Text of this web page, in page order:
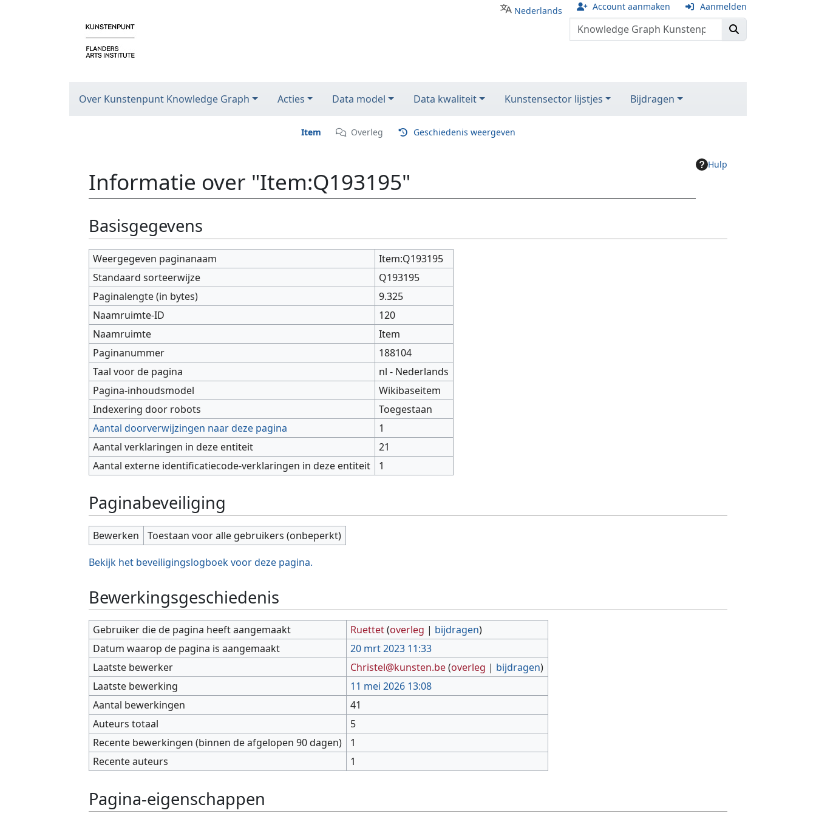
Nederlands Account aanmaken Aanmelden
Over Kunstenpunt Knowledge Graph Acties Data model Data kwaliteit Kunstensector lijstjes Bijdragen
Item Overleg Geschiedenis weergeven
Hulp
Informatie over "Item:Q193195"
Basisgegevens
Weergegeven paginanaam
Item:Q193195
Standaard sorteerwijze
Q193195
Paginalengte (in bytes)
9.325
Naamruimte-ID
120
Naamruimte
Item
Paginanummer
188104
Taal voor de pagina
nl - Nederlands
Pagina-inhoudsmodel
Wikibaseitem
Indexering door robots
Toegestaan
Aantal doorverwijzingen naar deze pagina
1
Aantal verklaringen in deze entiteit
21
Aantal externe identificatiecode-verklaringen in deze entiteit
1
Paginabeveiliging
Bewerken
Toestaan voor alle gebruikers (onbeperkt)
Bekijk het beveiligingslogboek voor deze pagina.
Bewerkingsgeschiedenis
Gebruiker die de pagina heeft aangemaakt Ruettet(overleg | bijdragen)
Datum waarop de pagina is aangemaakt
20 mrt 2023 11:33
Laatste bewerker
Christel@kunsten.be(overleg | bijdragen)
Laatste bewerking
11 mei 2026 13:08
Aantal bewerkingen
41
Auteurs totaal
5
Recente bewerkingen (binnen de afgelopen 90 dagen)
1
Recente auteurs
1
Pagina-eigenschappen